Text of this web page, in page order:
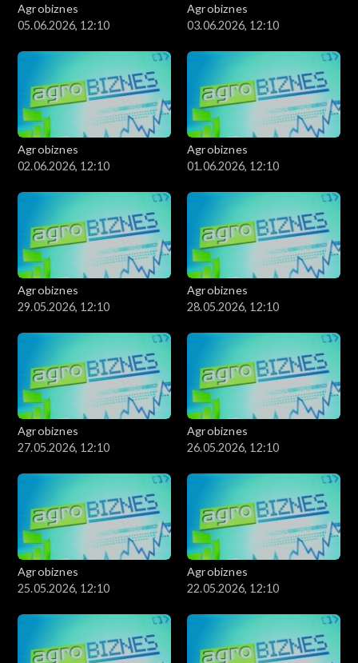
Agrobiznes
05.06.2026, 12:10
Agrobiznes
03.06.2026, 12:10
Agrobiznes
02.06.2026, 12:10
Agrobiznes
01.06.2026, 12:10
Agrobiznes
29.05.2026, 12:10
Agrobiznes
28.05.2026, 12:10
Agrobiznes
27.05.2026, 12:10
Agrobiznes
26.05.2026, 12:10
Agrobiznes
25.05.2026, 12:10
Agrobiznes
22.05.2026, 12:10